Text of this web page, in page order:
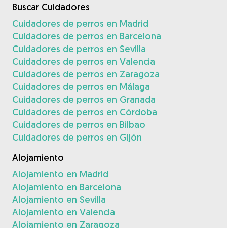
Buscar Cuidadores
Cuidadores de perros en Madrid
Cuidadores de perros en Barcelona
Cuidadores de perros en Sevilla
Cuidadores de perros en Valencia
Cuidadores de perros en Zaragoza
Cuidadores de perros en Málaga
Cuidadores de perros en Granada
Cuidadores de perros en Córdoba
Cuidadores de perros en Bilbao
Cuidadores de perros en Gijón
Alojamiento
Alojamiento en Madrid
Alojamiento en Barcelona
Alojamiento en Sevilla
Alojamiento en Valencia
Alojamiento en Zaragoza